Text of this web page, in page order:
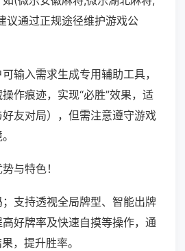
议通过正规途径维护游戏公
输入需求生成专用辅助工具，
作痕迹，实现“必胜”效果，适
友对局），但需注意遵守游戏
与特色！
支持透视全局牌型、智能出牌
好牌率及快速自摸等操作，通
，提升胜率。